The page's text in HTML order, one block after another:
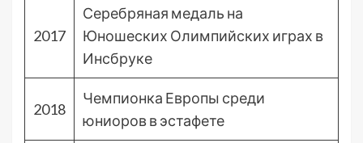
2017
Серебряная медаль на
Юношеских Олимпийских играх в
Инсбруке
2018
Чемпионка Европы среди
юниоров в эстафете